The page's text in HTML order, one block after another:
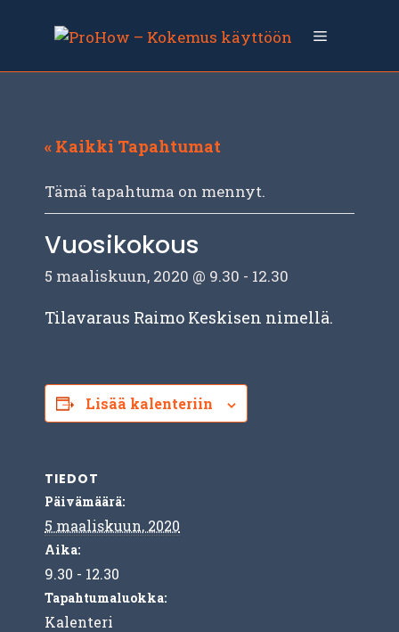
sisältöön
Valikko
« Kaikki Tapahtumat
Tämä tapahtuma on mennyt.
Vuosikokous
5 maaliskuun, 2020 @ 9.30 - 12.30
Tilavaraus Raimo Keskisen nimellä.
Lisää kalenteriin
TIEDOT
Päivämäärä:
5 maaliskuun, 2020
Aika:
9.30 - 12.30
Tapahtumaluokka:
Kalenteri